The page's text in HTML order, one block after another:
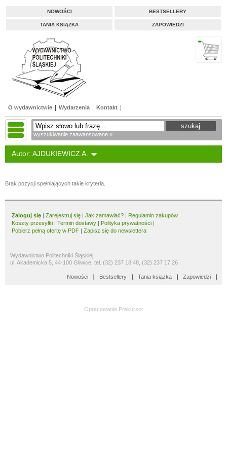
NOWOŚCI BESTSELLERY
TANIA KSIĄŻKA ZAPOWIEDZI
O wydawnictwie Wydarzenia Kontakt
wyszukiwanie zaawansowane »
Autor: AJDUKIEWICZ A.
Brak pozycji spełniających takie kryteria.
Zaloguj się | Zarejestruj się | Jak zamawiać? | Regulamin zakupów
Koszty przesyłki | Termin dostawy | Polityka prywatności |
Pobierz pełną ofertę w PDF | Zapisz się do newslettera
Wydawnictwo Politechniki Śląskiej
ul. Akademicka 5, 44-100 Gliwice, tel. (32) 237 18 48, (32) 237 17 26
Nowości Bestsellery Tania książka Zapowiedzi
Opracowanie Prekursor